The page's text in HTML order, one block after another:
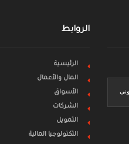
الروابط
الرئيسية
المال والأعمال
الأسواق
الشركات
التمويل
التكنولوجيا المالية